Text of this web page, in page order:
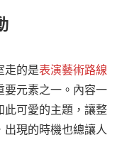
走的是表演藝術路線
要元素之一。內容一
此可愛的主題，讓整
現的時機也總讓人